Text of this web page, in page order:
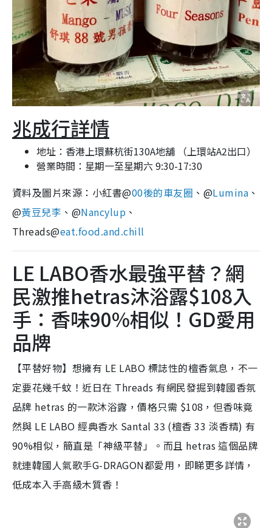
兆成行詳情
地址：香港上環蘇杭街130A地舖 （上環站A2出口）
營業時間：星期一至星期六 9:30-17:30
資料及圖片來源：小紅書@00後的車友圈 、@Lumina 、
@黃豆兒李 、@Nancylup 、
Threads@eat.food.and.chill
LE LABO香水最強平替？網
民激推hetras沐浴露$108入
手：香味90%相似！GD愛用
品牌
【平替好物】想擁有 LE LABO 標誌性的檀香氣息，不一
定要花幾千蚊！近日在 Threads 有網民發掘到韓國香氛
品牌 hetras 的一款沐浴露，價格只需 $108，但香味竟
然與 LE LABO 經典香水 Santal 33 (檀香 33 淡香精) 有
90%相似，簡直是「神級平替」。而且 hetras 這個品牌
就連韓國人氣歌手G-DRAGON都愛用，即睇更多詳情，
低成本入手高級木質香！